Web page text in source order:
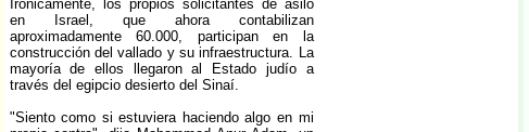
Irónicamente, los propios solicitantes de asilo
en Israel, que ahora contabilizan
aproximadamente 60.000, participan en la
construcción del vallado y su infraestructura. La
mayoría de ellos llegaron al Estado judío a
través del egipcio desierto del Sinaí.
"Siento como si estuviera haciendo algo en mi